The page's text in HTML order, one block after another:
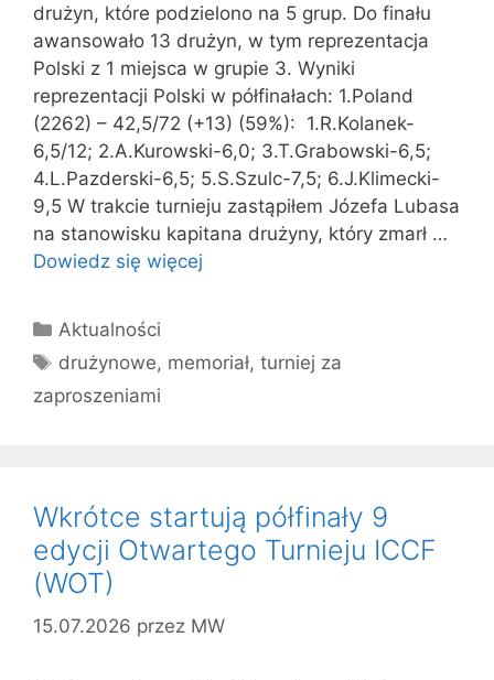
drużyn, które podzielono na 5 grup. Do finału
awansowało 13 drużyn, w tym reprezentacja
Polski z 1 miejsca w grupie 3. Wyniki
reprezentacji Polski w półfinałach: 1.Poland
(2262) – 42,5/72 (+13) (59%): 1.R.Kolanek-
6,5/12; 2.A.Kurowski-6,0; 3.T.Grabowski-6,5;
4.L.Pazderski-6,5; 5.S.Szulc-7,5; 6.J.Klimecki-
9,5 W trakcie turnieju zastąpiłem Józefa Lubasa
na stanowisku kapitana drużyny, który zmarł …
Dowiedz się więcej
Kategorie
Aktualności
Tagi
drużynowe, memoriał,turniej za
zaproszeniami
Wkrótce startują półfinały 9
edycji Otwartego Turnieju ICCF
(WOT)
15.07.2026 przez MW